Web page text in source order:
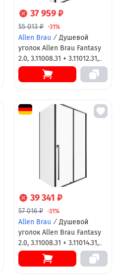
37 959 ₽
55 013 ₽ -31%
Allen Brau / Душевой
уголок Allen Brau Fantasy
2.0, 3.11008.31 + 3.11012.31,
140 х 80 см, стекло
прозрачное, профиль
39 341 ₽
57 016 ₽ -31%
Allen Brau / Душевой
уголок Allen Brau Fantasy
2.0, 3.11008.31 + 3.11014.31,
140 х 100 см, стекло
прозрачное, профиль